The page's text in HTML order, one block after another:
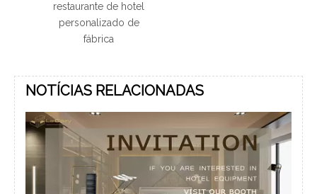
restaurante de hotel
personalizado de
fábrica
NOTÍCIAS RELACIONADAS